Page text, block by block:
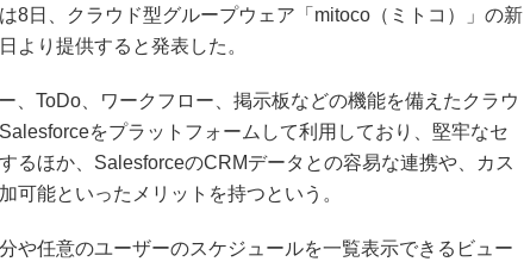
8日、クラウド型グループウェア「mitoco（ミトコ）」の新
より提供すると発表した。
、ToDo、ワークフロー、掲示板などの機能を備えたクラウ
をプラットフォームして利用しており、堅牢なセ
るほか、SalesforceのCRMデータとの容易な連携や、カス
可能といったメリットを持つという。
や任意のユーザーのスケジュールを一覧表示できるビュー